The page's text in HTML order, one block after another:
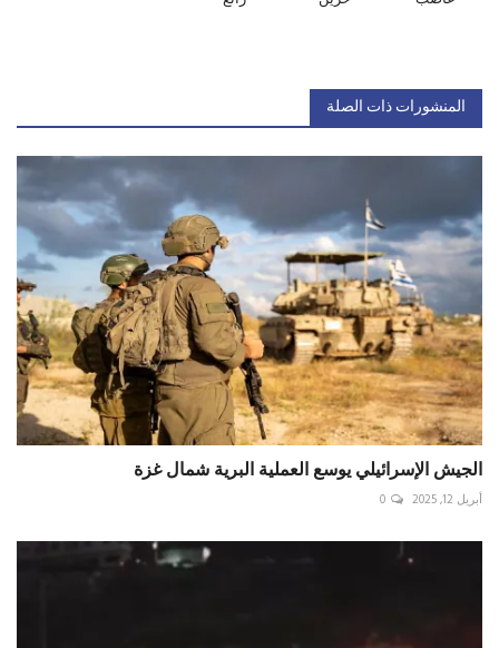
المنشورات ذات الصلة
الجيش الإسرائيلي يوسع العملية البرية شمال غزة
أبريل 12, 2025 0